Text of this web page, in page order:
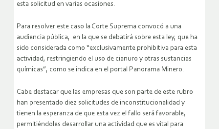
esta solicitud en varias ocasiones.
Para resolver este caso la Corte Suprema convocó a una
audiencia pública, en la que se debatirá sobre esta ley, que ha
sido considerada como “exclusivamente prohibitiva para esta
actividad, restringiendo el uso de cianuro y otras sustancias
químicas”, como se indica en el portal Panorama Minero.
Cabe destacar que las empresas que son parte de este rubro
han presentado diez solicitudes de inconstitucionalidad y
tienen la esperanza de que esta vez el fallo será favorable,
permitiéndoles desarrollar una actividad que es vital para